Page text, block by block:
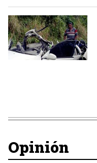
Opinión